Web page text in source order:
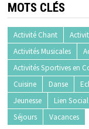
MOTS CLÉS
Activité Chant
Activités Musicales
Activités Sportives en
Cuisine
Danse
Jeunesse
Lien Social
Séjours
Vacances